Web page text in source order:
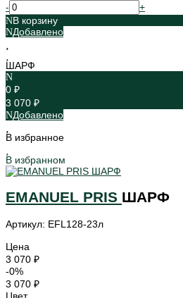
-
+
В корзину
Добавлено
ШАРФ
0 ₽
3 070 ₽
Добавлено
В избранное
В избранном
EMANUEL PRIS ШАРФ
Артикул: EFL128-23л
Цена
3 070 ₽
-0%
3 070 ₽